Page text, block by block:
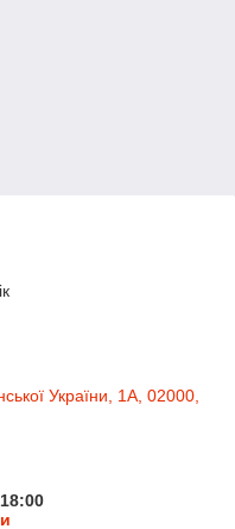
України, 1А, 02000,